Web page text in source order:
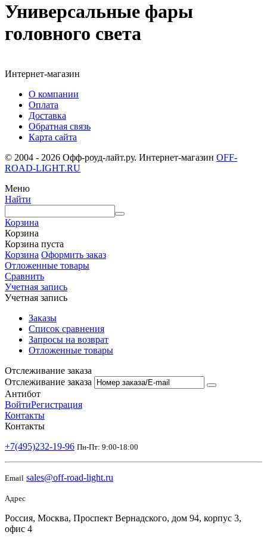
Универсальные фары
головного света
Интернет-магазин
О компании
Оплата
Доставка
Обратная связь
Карта сайта
© 2004 - 2026 Офф-роуд-лайт.ру. Интернет-магазин OFF-
ROAD-LIGHT.RU
Меню
Найти
Корзина
Корзина
Корзина пуста
Корзина Оформить заказ
Отложенные товары
Сравнить
Учетная запись
Учетная запись
Заказы
Список сравнения
Запросы на возврат
Отложенные товары
Отслеживание заказа
Отслеживание заказа
Антибот
ВойтиРегистрация
Контакты
Контакты
+7(495)232-19-96 Пн-Пт: 9:00-18:00
Email sales@off-road-light.ru
Адрес
Россия, Москва, Проспект Вернадского, дом 94, корпус 3,
офис 4